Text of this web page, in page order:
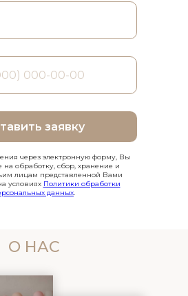
заявку
через электронную форму, Вы
на обработку, сбор, хранение и
лицам представленной Вами
условиях Политики обработки
данных.
О НАС